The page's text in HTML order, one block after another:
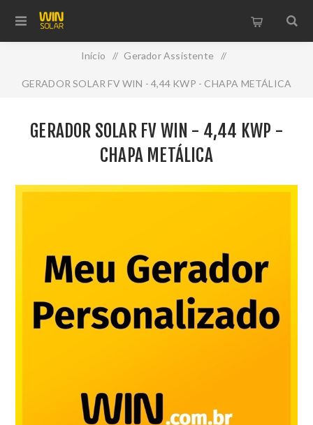
Início / Gerador Assistente /
GERADOR SOLAR FV WIN - 4,44 KWP - CHAPA METÁLICA
GERADOR SOLAR FV WIN - 4,44 KWP -
CHAPA METÁLICA